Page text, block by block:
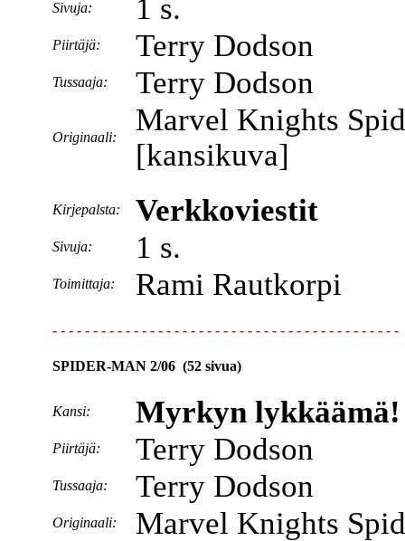
Sivuja: 1 s.
Piirtäjä: Terry Dodson
Tussaaja: Terry Dodson
Originaali:
Marvel Knights
[kansikuva]
Kirjepalsta: Verkkoviestit
Sivuja: 1 s.
Toimittaja: Rami Rautkorpi
- - - - - - - - - - - - - - - - - - - - - - - - - - - - - - - - - - - - - - - - - - -
SPIDER-MAN 2/06 (52 sivua)
Kansi: Myrkyn lykkäämä!
Piirtäjä: Terry Dodson
Tussaaja: Terry Dodson
Originaali: Marvel Knights